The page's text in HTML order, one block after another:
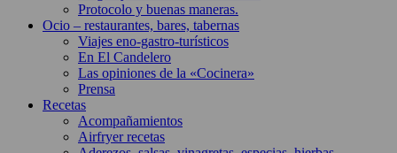
Protocolo y buenas maneras.
Ocio – restaurantes, bares, tabernas
Viajes eno-gastro-turísticos
En El Candelero
Las opiniones de la «Cocinera»
Prensa
Recetas
Acompañamientos
Airfryer recetas